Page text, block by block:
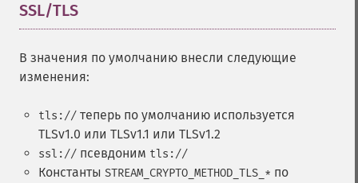
SSL/TLS
В значения по умолчанию внесли следующие
изменения:
tls:// теперь по умолчанию используется
TLSv1.0 или TLSv1.1 или TLSv1.2
ssl:// псевдоним tls://
Константы STREAM_CRYPTO_METHOD_TLS_* по